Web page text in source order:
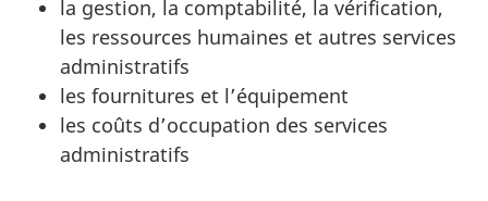
la gestion, la comptabilité, la vérification,
les ressources humaines et autres services
administratifs
les fournitures et l’équipement
les coûts d’occupation des services
administratifs